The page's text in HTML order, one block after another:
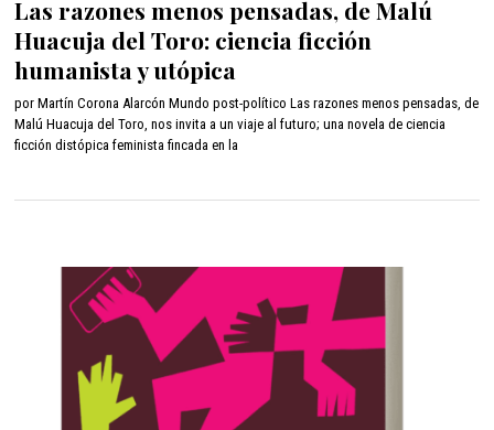
o
s
t
o
2
Las razones menos pensadas, de Malú
Huacuja del Toro: ciencia ficción
humanista y utópica
por Martín Corona Alarcón Mundo post-político Las razones menos pensadas, de
Malú Huacuja del Toro, nos invita a un viaje al futuro; una novela de ciencia
ficción distópica feminista fincada en la